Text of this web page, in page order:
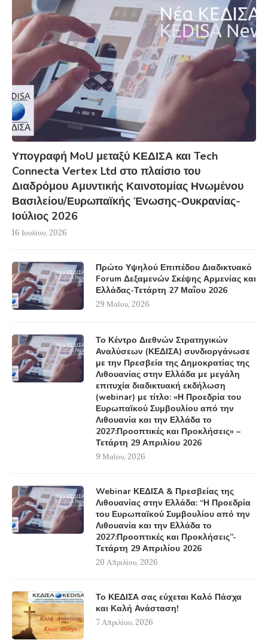
Υπογραφή MoU μεταξύ ΚΕΔΙΣΑ και Tech
Connecta Vertex Ltd στο πλαίσιο του
Διαδρόμου Αμυντικής Καινοτομίας Ηνωμένου
Βασιλείου/Ευρωπαϊκής Ένωσης-Ουκρανίας-
Ιούλιος 2026
16 Ιουλίου, 2026
Πρώτο Υψηλού Επιπέδου Διαδικτυακό
Forum Δεξαμενών Σκέψης Αρμενίας και
Ελλάδας-Τετάρτη 27 Μαΐου 2026
29 Μαΐου, 2026
Το Κέντρο Διεθνών Στρατηγικών
Αναλύσεων (ΚΕΔΙΣΑ) συνδιοργάνωσε
με την Πρεσβεία της Δημοκρατίας της
Λιθουανίας στην Ελλάδα με μεγάλη
επιτυχία διαδικτυακή εκδήλωση
(webinar) με τίτλο: «Η Προεδρία του
Ευρωπαϊκού Συμβουλίου από την
Λιθουανία και την Ελλάδα το
2027:Προοπτικές και Προκλήσεις» –
Τετάρτη 29 Απριλίου 2026
9 Μαΐου, 2026
Webinar ΚΕΔΙΣΑ & Πρεσβείας της
Λιθουανίας στην Ελλάδα: “Η Προεδρία
του Ευρωπαϊκού Συμβουλίου από την
Λιθουανία και την Ελλάδα το
2027:Προοπτικές και Προκλήσεις”-
Τετάρτη 29 Απριλίου 2026
20 Απριλίου, 2026
Το ΚΕΔΙΣΑ σας εύχεται Καλό Πάσχα
και Καλή Ανάσταση!
7 Απριλίου, 2026